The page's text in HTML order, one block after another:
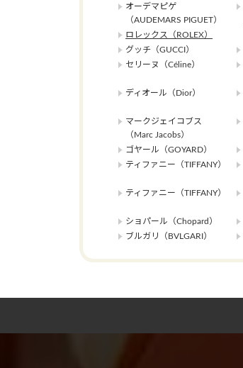
オーデマピゲ
（AUDEMARS PIGUET）
ロレックス（ROLEX）
グッチ（GUCCI）
セリーヌ（Céline）
ディオール（Dior）
マークジェイコブス
（Marc Jacobs）
ゴヤール（GOYARD）
ティファニー（TIFFANY）
ティファニー（TIFFANY）
ショパール（Chopard）
ブルガリ（BVLGARI）